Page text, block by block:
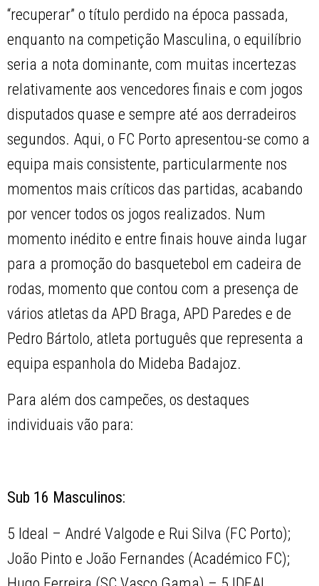
“recuperar” o título perdido na época passada,
enquanto na competição Masculina, o equilíbrio
seria a nota dominante, com muitas incertezas
relativamente aos vencedores finais e com jogos
disputados quase e sempre até aos derradeiros
segundos. Aqui, o FC Porto apresentou-se como a
equipa mais consistente, particularmente nos
momentos mais críticos das partidas, acabando
por vencer todos os jogos realizados. Num
momento inédito e entre finais houve ainda lugar
para a promoção do basquetebol em cadeira de
rodas, momento que contou com a presença de
vários atletas da APD Braga, APD Paredes e de
Pedro Bártolo, atleta português que representa a
equipa espanhola do Mideba Badajoz.
Para além dos campeões, os destaques
individuais vão para:
Sub 16 Masculinos:
5 Ideal – André Valgode e Rui Silva (FC Porto);
João Pinto e João Fernandes (Académico FC);